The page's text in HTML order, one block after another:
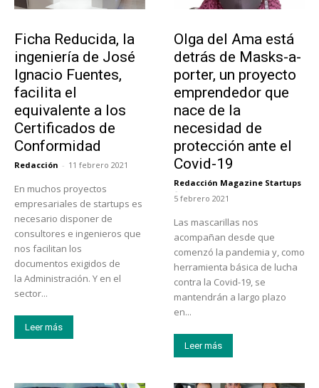
Ficha Reducida, la
ingeniería de José
Ignacio Fuentes,
facilita el
equivalente a los
Certificados de
Conformidad
Redacción - 11 febrero 2021
En muchos proyectos
empresariales de startups es
necesario disponer de
consultores e ingenieros que
nos facilitan los
documentos exigidos de
la Administración. Y en el
sector...
Leer más
Olga del Ama está
detrás de Masks-a-
porter, un proyecto
emprendedor que
nace de la
necesidad de
protección ante el
Covid-19
Redacción Magazine Startups
-
5 febrero 2021
Las mascarillas nos
acompañan desde que
comenzó la pandemia y, como
herramienta básica de lucha
contra la Covid-19, se
mantendrán a largo plazo
en...
Leer más